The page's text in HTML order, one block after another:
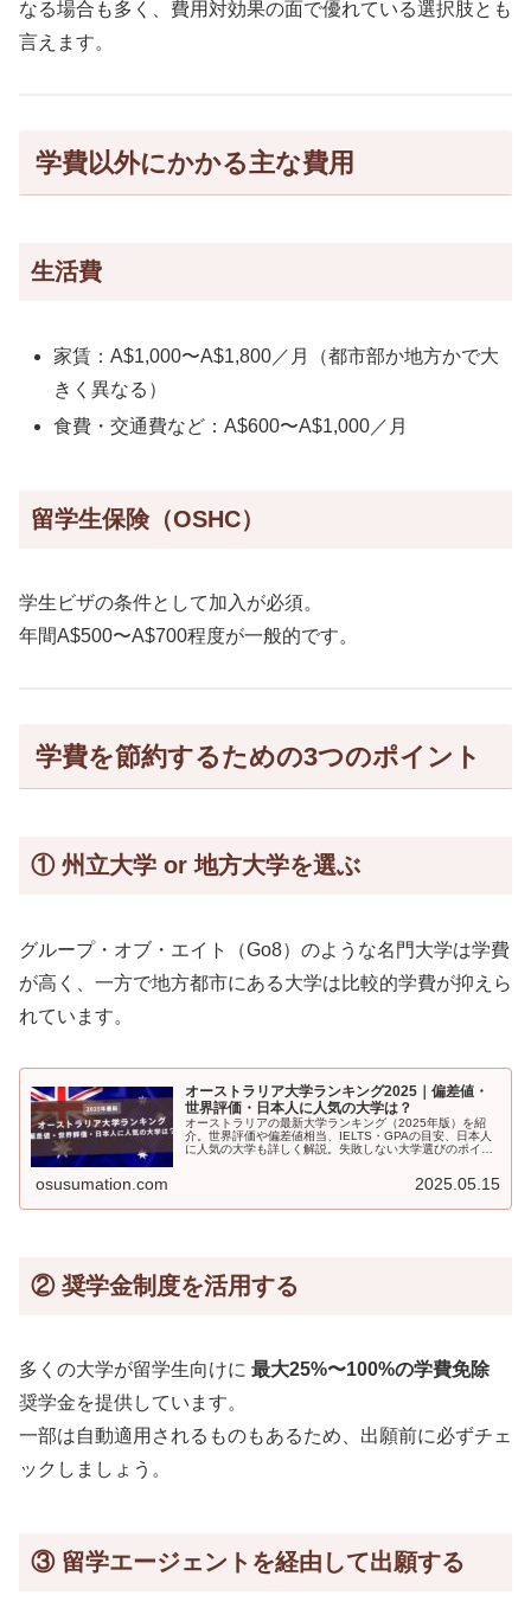
なる場合も多く、費用対効果の面で優れている選択肢とも
言えます。
学費以外にかかる主な費用
生活費
家賃：A$1,000〜A$1,800／月（都市部か地方かで大
きく異なる）
食費・交通費など：A$600〜A$1,000／月
留学生保険（OSHC）
学生ビザの条件として加入が必須。
年間A$500〜A$700程度が一般的です。
学費を節約するための3つのポイント
① 州立大学 or 地方大学を選ぶ
グループ・オブ・エイト（Go8）のような名門大学は学費
が高く、一方で地方都市にある大学は比較的学費が抑えら
れています。
オーストラリア大学ランキング2025｜偏差値・
世界評価・日本人に人気の大学は？
オーストラリアの最新大学ランキング（2025年版）を紹
介。世界評価や偏差値相当、IELTS・GPAの目安、日本人
に人気の大学も詳しく解説。失敗しない大学選びのポイン
osusumation.com 2025.05.15
② 奨学金制度を活用する
多くの大学が留学生向けに 最大25%〜100%の学費免除
奨学金を提供しています。
一部は自動適用されるものもあるため、出願前に必ずチェ
ックしましょう。
③ 留学エージェントを経由して出願する